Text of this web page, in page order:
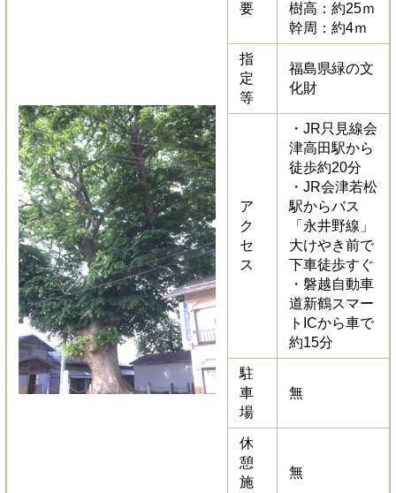
要
樹高：約25ｍ
幹周：約4ｍ
指
定
等
福島県緑の文
化財
ア
ク
セ
ス
・JR只見線会
津高田駅から
徒歩約20分
・JR会津若松
駅からバス
「永井野線」
大けやき前で
下車徒歩すぐ
・磐越自動車
道新鶴スマー
トICから車で
約15分
駐
車
場
無
休
憩
施
無